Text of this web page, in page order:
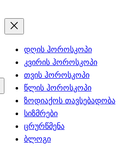
დღის ჰოროსკოპი
კვირის ჰოროსკოპი
თვის ჰოროსკოპი
წლის ჰოროსკოპი
ზოდიაქოს თავსებადობა
სიზმრები
ცრურწმენა
ბლოგი